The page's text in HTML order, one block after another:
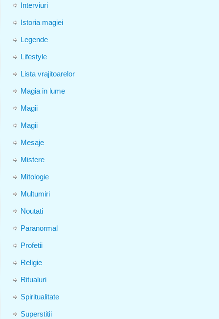
Interviuri
Istoria magiei
Legende
Lifestyle
Lista vrajitoarelor
Magia in lume
Magii
Magii
Mesaje
Mistere
Mitologie
Multumiri
Noutati
Paranormal
Profetii
Religie
Ritualuri
Spiritualitate
Superstitii